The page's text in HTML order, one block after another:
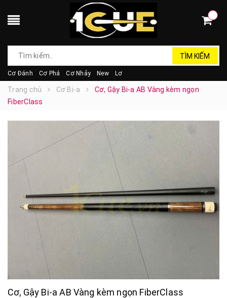
TÌM KIẾM
Cơ Đánh Cơ Phá Cơ Nhảy New Lơ
Trang chủ Cơ Bi-a
Cơ, Gậy Bi-a AB Vàng kèm ngọn
FiberClass
Cơ, Gậy Bi-a AB Vàng kèm ngọn FiberClass